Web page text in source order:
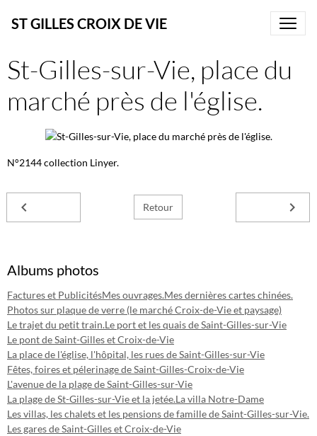
ST GILLES CROIX DE VIE
St-Gilles-sur-Vie, place du
marché près de l'église.
N°2144 collection Linyer.
Retour
Albums photos
Factures et PublicitésMes ouvrages.Mes dernières cartes chinées.
Photos sur plaque de verre (le marché Croix-de-Vie et paysage)
Le trajet du petit train.Le port et les quais de Saint-Gilles-sur-Vie
Le pont de Saint-Gilles et Croix-de-Vie
La place de l'église, l'hôpital, les rues de Saint-Gilles-sur-Vie
Fêtes, foires et pélerinage de Saint-Gilles-Croix-de-Vie
L'avenue de la plage de Saint-Gilles-sur-Vie
La plage de St-Gilles-sur-Vie et la jetée.La villa Notre-Dame
Les villas, les chalets et les pensions de famille de Saint-Gilles-sur-Vie.
Les gares de Saint-Gilles et Croix-de-Vie